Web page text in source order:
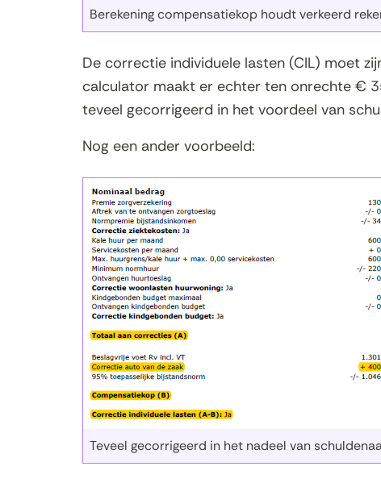
Berekening compensatiekop houdt verkeerd
De correctie individuele lasten (CIL) moet
calculator maakt er echter ten onrechte €
teveel gecorrigeerd in het voordeel van
Nog een ander voorbeeld:
Teveel gecorrigeerd in het nadeel van